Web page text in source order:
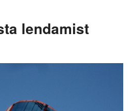
lendamist